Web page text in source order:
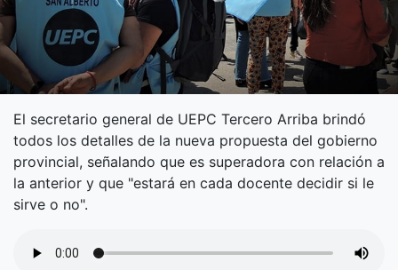
El secretario general de UEPC Tercero Arriba brindó
todos los detalles de la nueva propuesta del gobierno
provincial, señalando que es superadora con relación a
la anterior y que "estará en cada docente decidir si le
sirve o no".